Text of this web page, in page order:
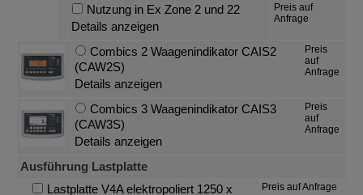
Nutzung in Ex Zone 2 und 22
Details anzeigen
Preis auf
Anfrage
Combics 2 Waagenindikator CAIS2
(CAW2S)
Details anzeigen
Preis
auf
Anfrage
Combics 3 Waagenindikator CAIS3
(CAW3S)
Details anzeigen
Preis
auf
Anfrage
Ausführung Lastplatte
Lastplatte V4A elektropoliert 1250 x
Preis auf Anfrage